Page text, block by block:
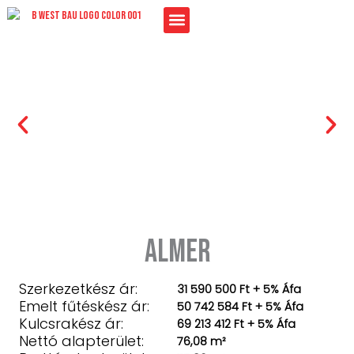
Skip
almer
Szerkezetkész ár: 31 590 500 Ft + 5% Áfa
Emelt fűtéskész ár: 50 742 584 Ft + 5% Áfa
Kulcsrakész ár: 69 213 412 Ft + 5% Áfa
Nettó alapterület: 76,08 m²